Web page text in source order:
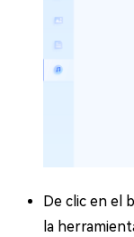
De clic en el
la